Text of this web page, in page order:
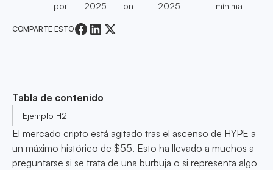
por
2025
on
2025
mínima
COMPARTE ESTO
Tabla de contenido
Ejemplo H2
El mercado cripto está agitado tras el ascenso de HYPE a
un máximo histórico de $55. Esto ha llevado a muchos a
preguntarse si se trata de una burbuja o si representa algo